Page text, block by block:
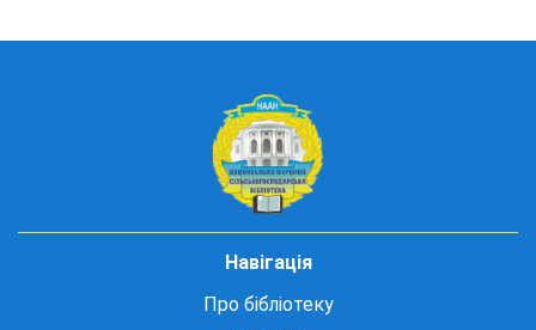
Навігація
Про бібліотеку